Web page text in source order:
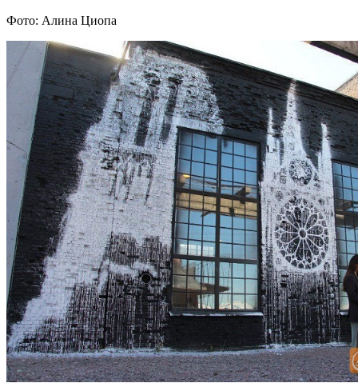
Фото: Алина Циопа